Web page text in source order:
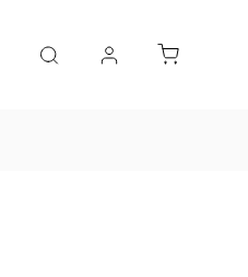
Kontakty